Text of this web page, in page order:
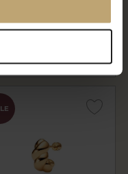
kr
lager